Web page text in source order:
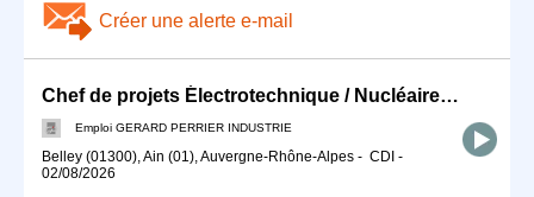
Créer une alerte e-mail
Chef de projets Électrotechnique / Nucléaire (F/H)
Emploi GERARD PERRIER INDUSTRIE
Belley (01300), Ain (01), Auvergne-Rhône-Alpes - CDI -
02/08/2026